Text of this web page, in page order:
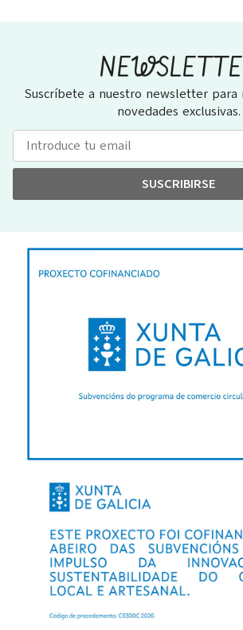
Suscríbete a nuestro newsletter
novedades exclusivas.
SUSCRIBIRSE